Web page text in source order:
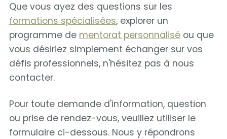
Que vous ayez des questions sur les
formations spécialisées, explorer un
programme de mentorat personnaliséou que
vous désiriez simplement échanger sur vos
défis professionnels, n'hésitez pas à nous
contacter.
Pour toute demande d'information, question
ou prise de rendez-vous, veuillez utiliser le
formulaire ci-dessous. Nous y répondrons